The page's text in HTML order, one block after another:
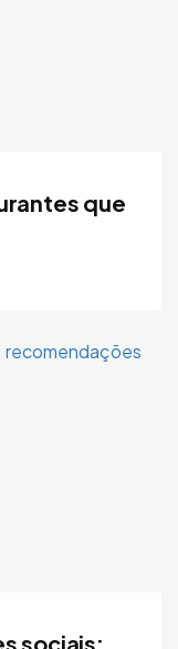
que
sociais: